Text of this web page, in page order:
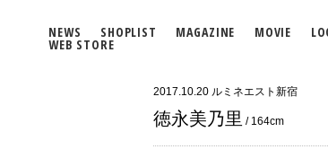
NEWS SHOPLIST MAGAZINE MOVIE
WEB STORE
2017.10.20 ルミネエスト新宿
徳永美乃里 / 164cm